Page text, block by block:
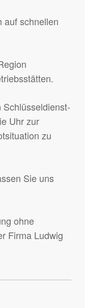
auf schnellen
Uhr zur
zu
Sie uns
ohne
Firma Ludwig